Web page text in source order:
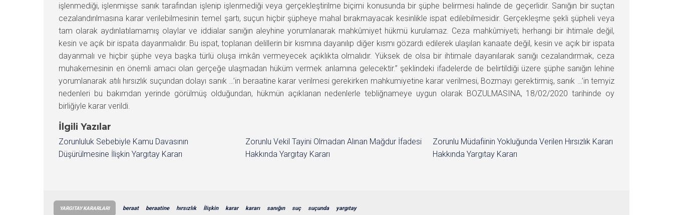
işlenmediği, işlenmişse sanık tarafından işlenip işlenmediği veya gerçekleştirilme biçimi konusunda bir şüphe belirmesi halinde de geçerlidir. Sanığın bir suçtan
cezalandırılmasına karar verilebilmesinin temel şartı, suçun hiçbir şüpheye mahal bırakmayacak kesinlikle ispat edilebilmesidir. Gerçekleşme şekli şüpheli veya
tam olarak aydınlatılamamış olaylar ve iddialar sanığın aleyhine yorumlanarak mahkûmiyet hükmü kurulamaz. Ceza mahkûmiyeti; herhangi bir ihtimale değil,
kesin ve açık bir ispata dayanmalıdır. Bu ispat, toplanan delillerin bir kısmına dayanılıp diğer kısmı gözardı edilerek ulaşılan kanaate değil, kesin ve açık bir ispata
dayanmalı ve hiçbir şüphe veya başka türlü oluşa imkân vermeyecek açıklıkta olmalıdır. Yüksek de olsa bir ihtimale dayanılarak sanığı cezalandırmak, ceza
muhakemesinin en önemli amacı olan gerçeğe ulaşmadan hüküm vermek anlamına gelecektir.” şeklindeki ifadelerde de belirtildiği üzere şüphe sanığın lehine
yorumlanarak atılı hırsızlık suçundan dolayı sanık …’in beraatine karar verilmesi gerekirken mahkumiyetine karar verilmesi, Bozmayı gerektirmiş, sanık …’in temyiz
nedenleri bu bakımdan yerinde görülmüş olduğundan, hükmün açıklanan nedenlerle tebliğnameye uygun olarak BOZULMASINA, 18/02/2020 tarihinde oy
birliğiyle karar verildi.
İlgili Yazılar
Zorunluluk Sebebiyle Kamu Davasının
Düşürülmesine İlişkin Yargıtay Kararı
Zorunlu Vekil Tayini Olmadan Alınan Mağdur İfadesi
Hakkında Yargıtay Kararı
Zorunlu Müdafiinin Yokluğunda Verilen Hırsızlık Kararı
Hakkında Yargıtay Kararı
YARGITAY KARARLARI beraat beraatine hırsızlık İlişkin karar kararı sanığın suç suçunda yargıtay